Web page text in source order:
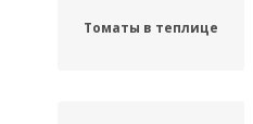
Томаты в теплице